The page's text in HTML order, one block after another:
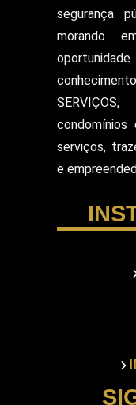
Segurança
Empresa de
Serviço de Ronda
segurança
morando
serviços,
e